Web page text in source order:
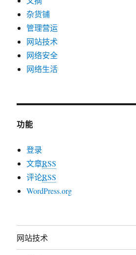
杂货铺
管理营运
网站技术
网络安全
网络生活
功能
登录
文章RSS
评论RSS
WordPress.org
网站技术